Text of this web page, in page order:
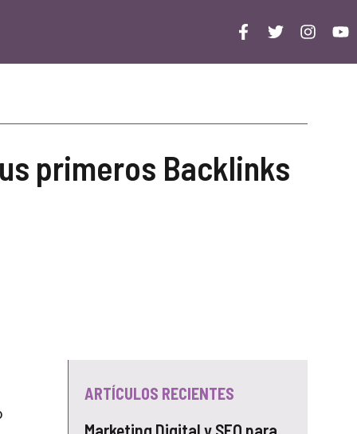
primeros Backlinks
ARTÍCULOS RECIENTES